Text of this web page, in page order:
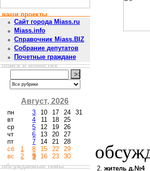
наши проекты
Сайт города Miass.ru
Miass.info
Справочник Miass.BIZ
Собрание депутатов
Почетные граждане
поиск в новостях
Август, 2026
пн
вт
ср
чт
пт
сб
вс
1
2
3
4
5
6
7
8
9
10
11
12
13
14
15
16
17
18
19
20
21
22
23
24
25
26
27
28
29
30
31
обсуждаемые темы
2. житель д.№4